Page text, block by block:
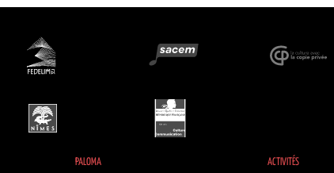
PALOMA ACTIVITÉS